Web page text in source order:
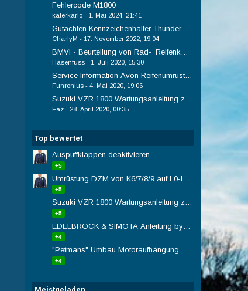
Fehlercode M1800
katerkarlo- 1. Mai 2024, 21:41
Gutachten Kennzeichenhalter Thunderbike
CharlyM - 17. November 2022, 19:04
BMVI - Beurteilung von Rad-_Reifenkombinationen an
Hasenfuss- 1. Juli 2020, 15:30
Service Information Avon Reifenumrüstung: VA 130er
Funronius- 4. Mai 2020, 19:06
Suzuki VZR 1800 Wartungsanleitung zum Download
Faz- 28. April 2020, 00:35
Top bewertet
Auspuffklappen deaktivieren
+5
Ümrüstung DZM von K6/7/8/9 auf L0-L16
+5
Suzuki VZR 1800 Wartungsanleitung zum Download
+5
EDELBROCK & SIMOTA Anleitung by Brando
+4
"Petmans" Umbau Motoraufhängung
+4